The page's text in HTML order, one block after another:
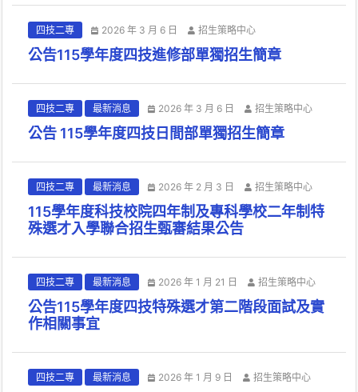
四技二專 2026 年 3 月 6 日 招生策略中心
公告115學年度四技進修部單獨招生簡章
四技二專 最新消息 2026 年 3 月 6 日 招生策略中心
公告 115學年度四技日間部單獨招生簡章
四技二專 最新消息 2026 年 2 月 3 日 招生策略中心
115學年度科技校院四年制及專科學校二年制特
殊選才入學聯合招生甄審結果公告
四技二專 最新消息 2026 年 1 月 21 日 招生策略中心
公告115學年度四技特殊選才第二階段面試及實
作相關事宜
四技二專 最新消息 2026 年 1 月 9 日 招生策略中心